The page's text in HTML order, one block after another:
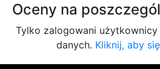
Oceny na
Tylko zalogowani
danych. Kliknij, aby